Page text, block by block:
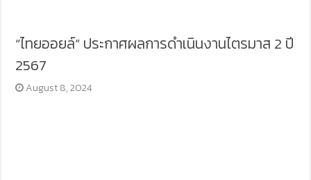
“ไทยออยล์” ประกาศผลการดำเนินงานไตรมาส 2 ปี
2567
August 8, 2024